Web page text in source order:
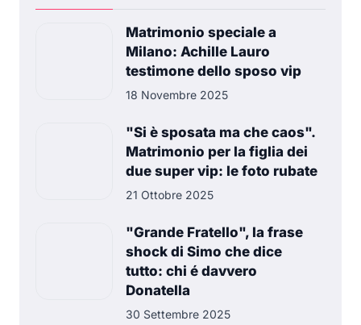
Matrimonio speciale a
Milano: Achille Lauro
testimone dello sposo vip
18 Novembre 2025
"Si è sposata ma che caos".
Matrimonio per la figlia dei
due super vip: le foto rubate
21 Ottobre 2025
"Grande Fratello", la frase
shock di Simo che dice
tutto: chi é davvero
Donatella
30 Settembre 2025